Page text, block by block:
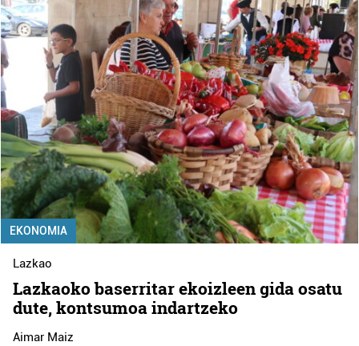
EKONOMIA
Lazkao
Lazkaoko baserritar ekoizleen gida osatu
dute, kontsumoa indartzeko
Aimar Maiz